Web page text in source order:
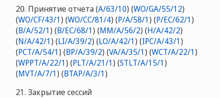
20. Принятие отчета (A/63/10) (WO/GA/55/12)
(WO/CF/43/1) (WO/CC/81/4) (P/A/58/1) (P/EC/62/1)
(B/A/52/1) (B/EC/68/1) (MM/A/56/2) (H/A/42/2)
(N/A/42/1) (LI/A/39/2) (LO/A/42/1) (IPC/A/43/1)
(PCT/A/54/1) (BP/A/39/2) (VA/A/35/1) (WCT/A/22/1)
(WPPT/A/22/1) (PLT/A/21/1) (STLT/A/15/1)
(MVT/A/7/1) (BTAP/A/3/1)
21. Закрытие сессий